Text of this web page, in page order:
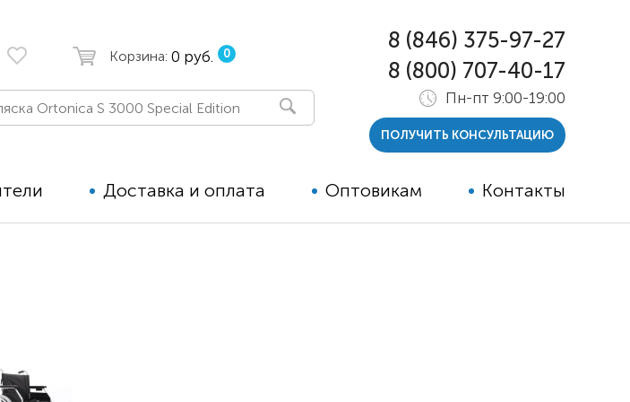
Корзина: 0 руб. 0
с ДЦП
Доставка и оплата Оптовикам Контакты
8 (846) 375-97-27
8 (800) 707-40-17
Пн-пт 9:00-19:00
ПОЛУЧИТЬ КОНСУЛЬТАЦИЮ